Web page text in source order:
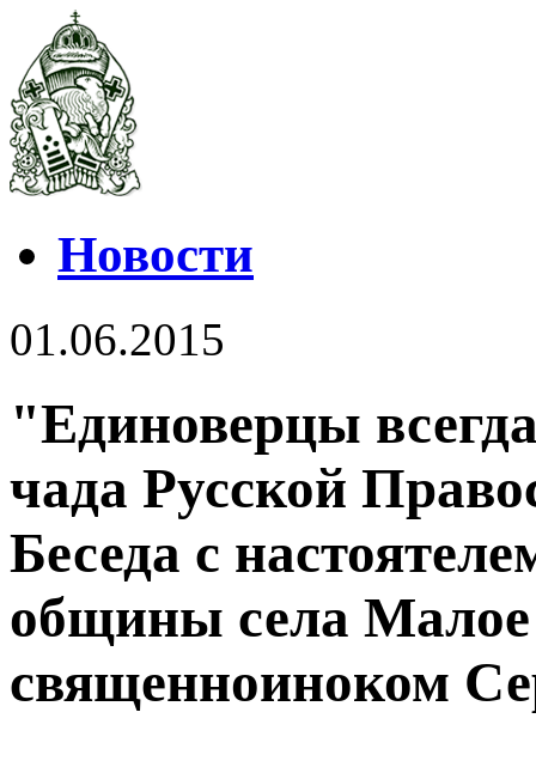
Новости
01.06.2015
"Единоверцы
чада Русской
Беседа с
общины села
священноиноком